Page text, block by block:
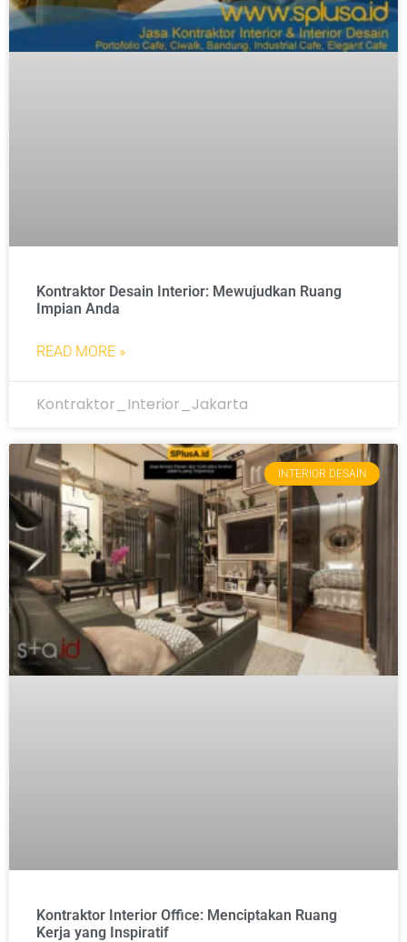
Kontraktor Desain Interior: Mewujudkan Ruang
Impian Anda
READ MORE »
Kontraktor_Interior_Jakarta
INTERIOR DESAIN
Kontraktor Interior Office: Menciptakan Ruang
Kerja yang Inspiratif